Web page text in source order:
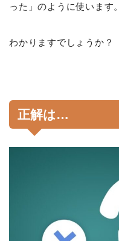
った」のように使います。
わかりますでしょうか？
正解は…